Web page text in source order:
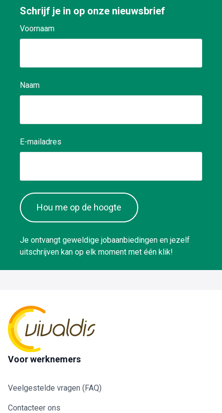
Schrijf je in op onze nieuwsbrief
Voornaam
Naam
E-mailadres
Hou me op de hoogte
Je ontvangt geweldige jobaanbiedingen en jezelf
uitschrijven kan op elk moment met één klik!
Voor werknemers
Veelgestelde vragen (FAQ)
Contacteer ons